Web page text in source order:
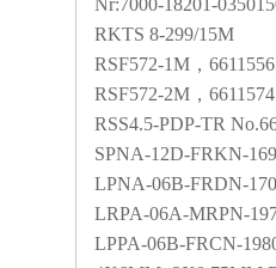
Nr:7000-18201-
RKTS 8-299/15M
RSF572-1M ，6611556
RSF572-2M ，6611574
RSS4.5-PDP-TR
SPNA-12D-FRKN-
LPNA-06B-FRDN-
LRPA-06A-MRPN-
LPPA-06B-FRCN-